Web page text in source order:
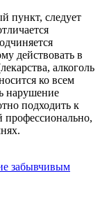
пункт, следует
действовать в
алкоголь
ко всем
нарушение
подходить к
профессионально,
забывчивым